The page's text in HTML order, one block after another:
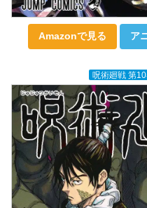
Amazonで見る ア
呪術廻戦 第